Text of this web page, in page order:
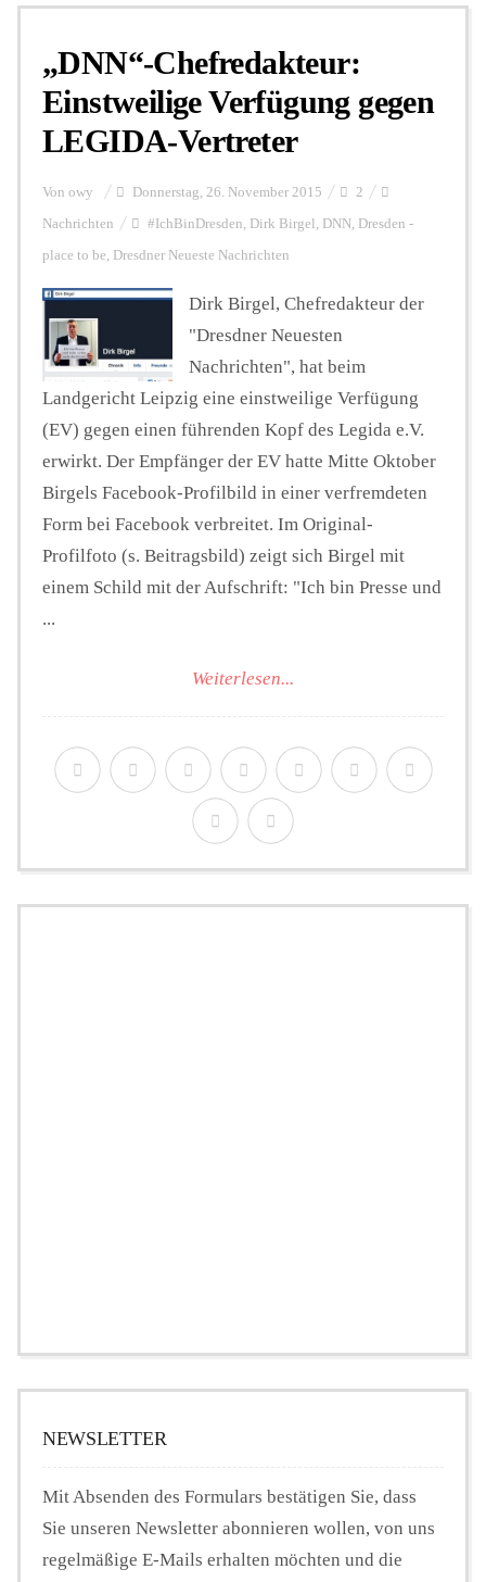
Personalien
Hintergrund
FUNKTURM-Beiträge
Podcast
Seminare
Unterstützen
„DNN“-Chefredakteur:
Einstweilige Verfügung gegen
LEGIDA-Vertreter
Von owy Donnerstag, 26. November 2015 2
Nachrichten #IchBinDresden, Dirk Birgel , DNN, Dresden -
place to be, Dresdner Neueste Nachrichten
Dirk Birgel, Chefredakteur der
"Dresdner Neuesten
Nachrichten", hat beim
Landgericht Leipzig eine einstweilige Verfügung
(EV) gegen einen führenden Kopf des Legida e.V.
erwirkt. Der Empfänger der EV hatte Mitte Oktober
Birgels Facebook-Profilbild in einer verfremdeten
Form bei Facebook verbreitet. Im Original-
Profilfoto (s. Beitragsbild) zeigt sich Birgel mit
einem Schild mit der Aufschrift: "Ich bin Presse und
...
Weiterlesen...
NEWSLETTER
Mit Absenden des Formulars bestätigen Sie, dass
Sie unseren Newsletter abonnieren wollen, von uns
regelmäßige E-Mails erhalten möchten und die